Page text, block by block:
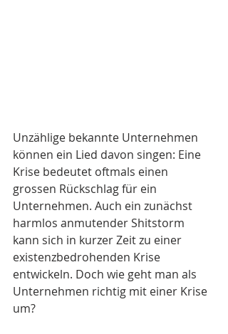
Unzählige bekannte Unternehmen
können ein Lied davon singen: Eine
Krise bedeutet oftmals einen
grossen Rückschlag für ein
Unternehmen. Auch ein zunächst
harmlos anmutender Shitstorm
kann sich in kurzer Zeit zu einer
existenzbedrohenden Krise
entwickeln. Doch wie geht man als
Unternehmen richtig mit einer Krise
um?